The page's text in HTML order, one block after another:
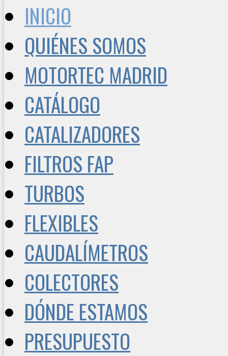
INICIO
QUIÉNES SOMOS
MOTORTEC MADRID
CATÁLOGO
CATALIZADORES
FILTROS FAP
TURBOS
FLEXIBLES
CAUDALÍMETROS
COLECTORES
DÓNDE ESTAMOS
PRESUPUESTO